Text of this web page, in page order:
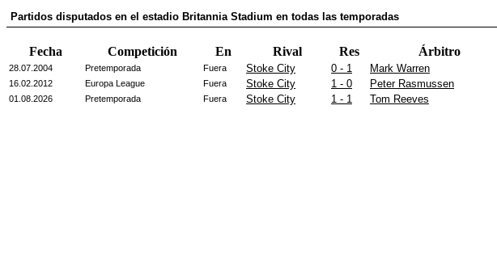
Partidos disputados en el estadio Britannia Stadium en todas las temporadas
Fecha Competición En Rival Res Árbitro
28.07.2004 Pretemporada Fuera Stoke City 0 - 1 Mark Warren
16.02.2012 Europa League Fuera Stoke City 1 - 0 Peter Rasmussen
01.08.2026 Pretemporada Fuera Stoke City 1 - 1 Tom Reeves